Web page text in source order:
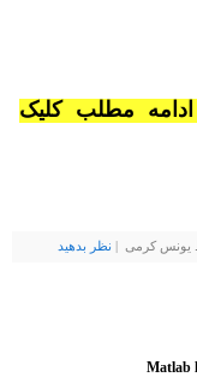
مطلب کلیک
نظر بدهيد
Matlab